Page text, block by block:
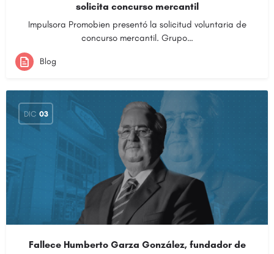
solicita concurso mercantil
Impulsora Promobien presentó la solicitud voluntaria de
concurso mercantil. Grupo…
Blog
DIC 03
Fallece Humberto Garza González, fundador de